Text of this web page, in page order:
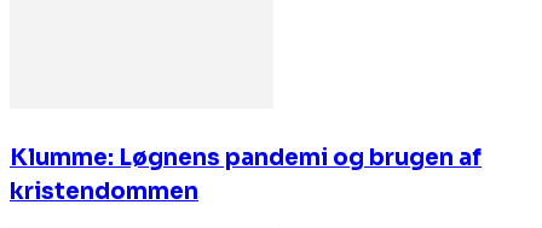
Klumme: Løgnens pandemi og brugen af
kristendommen